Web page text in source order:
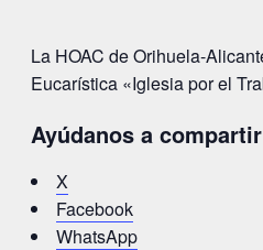
La HOAC de Orihuela-
Eucarística «Iglesia por el
Ayúdanos a
X
Facebook
WhatsApp